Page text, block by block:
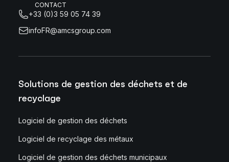
CONTACT
+33 (0)3 59 05 74 39
infoFR@amcsgroup.com
Solutions de gestion des déchets et de
recyclage
Logiciel de gestion des déchets
Logiciel de recyclage des métaux
Logiciel de gestion des déchets municipaux